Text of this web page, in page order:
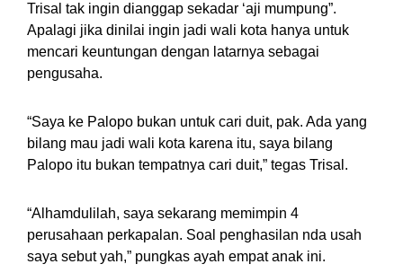
Trisal tak ingin dianggap sekadar ‘aji mumpung”.
Apalagi jika dinilai ingin jadi wali kota hanya untuk
mencari keuntungan dengan latarnya sebagai
pengusaha.
“Saya ke Palopo bukan untuk cari duit, pak. Ada yang
bilang mau jadi wali kota karena itu, saya bilang
Palopo itu bukan tempatnya cari duit,” tegas Trisal.
“Alhamdulilah, saya sekarang memimpin 4
perusahaan perkapalan. Soal penghasilan nda usah
saya sebut yah,” pungkas ayah empat anak ini.